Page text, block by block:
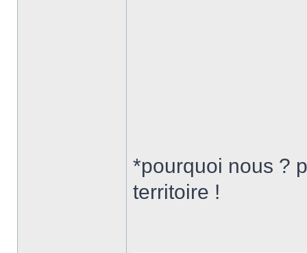
*pourquoi nous ?
territoire !